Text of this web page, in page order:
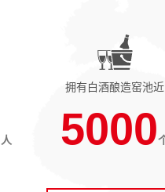
人
拥有白酒酿造窑池近
5000